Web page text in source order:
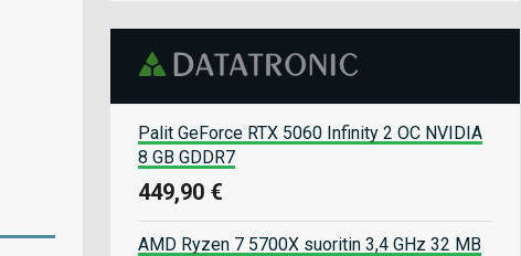
Palit GeForce RTX 5060 Infinity 2 OC NVIDIA
8 GB GDDR7
449,90 €
AMD Ryzen 7 5700X suoritin 3,4 GHz 32 MB